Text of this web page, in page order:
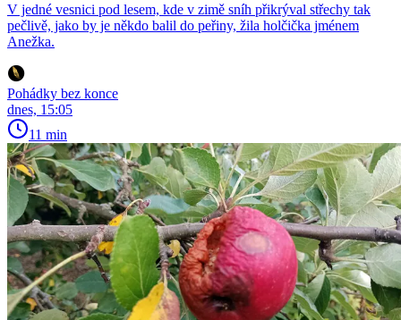
V jedné vesnici pod lesem, kde v zimě sníh přikrýval střechy tak
pečlivě, jako by je někdo balil do peřiny, žila holčička jménem
Anežka.
Pohádky bez konce
dnes, 15:05
11 min